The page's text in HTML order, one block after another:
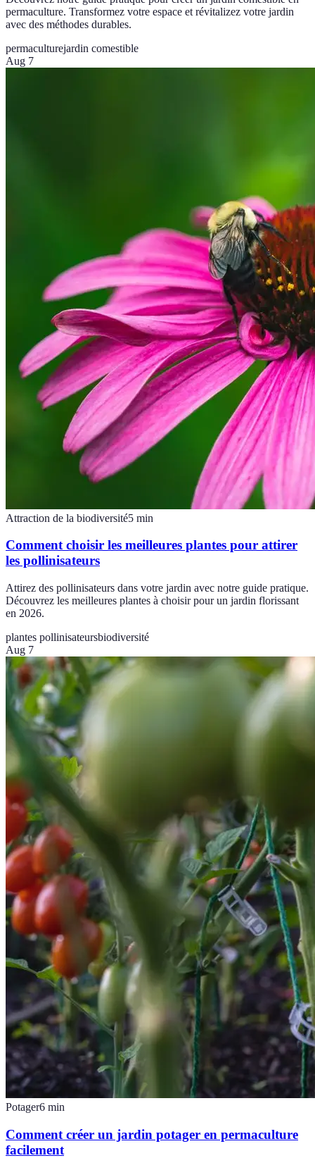
permaculture. Transformez votre espace et révitalizez votre jardin
avec des méthodes durables.
permaculturejardin comestible
Aug 7
Attraction de la biodiversité5 min
Comment choisir les meilleures plantes pour attirer
les pollinisateurs
Attirez des pollinisateurs dans votre jardin avec notre guide pratique.
Découvrez les meilleures plantes à choisir pour un jardin florissant
en 2026.
plantes pollinisateursbiodiversité
Aug 7
Potager6 min
Comment créer un jardin potager en permaculture
facilement